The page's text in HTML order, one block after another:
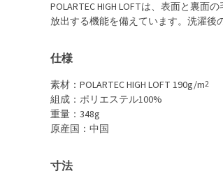
POLARTEC HIGH LOFTは、表面と裏
放出する機能を備えています。洗濯後
仕様
素材：POLARTEC HIGH LOFT 190g/m2
組成：ポリエステル100%
重量：348g
原産国：中国
寸法